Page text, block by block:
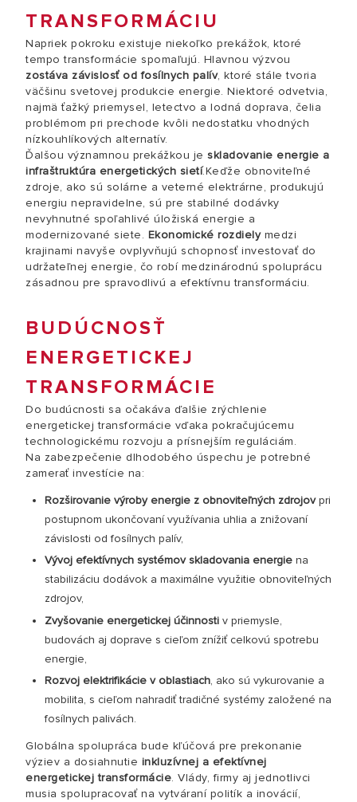
TRANSFORMÁCIU
Napriek pokroku existuje niekoľko prekážok, ktoré
tempo transformácie spomaľujú. Hlavnou výzvou
zostáva závislosť od fosílnych palív, ktoré stále tvoria
väčšinu svetovej produkcie energie. Niektoré odvetvia,
najmä ťažký priemysel, letectvo a lodná doprava, čelia
problémom pri prechode kvôli nedostatku vhodných
nízkouhlíkových alternatív.
Ďalšou významnou prekážkou je skladovanie energie a
infraštruktúra energetických sietí.Keďže obnoviteľné
zdroje, ako sú solárne a veterné elektrárne, produkujú
energiu nepravidelne, sú pre stabilné dodávky
nevyhnutné spoľahlivé úložiská energie a
modernizované siete. Ekonomické rozdielymedzi
krajinami navyše ovplyvňujú schopnosť investovať do
udržateľnej energie, čo robí medzinárodnú spoluprácu
zásadnou pre spravodlivú a efektívnu transformáciu.
BUDÚCNOSŤ
ENERGETICKEJ
TRANSFORMÁCIE
Do budúcnosti sa očakáva ďalšie zrýchlenie
energetickej transformácie vďaka pokračujúcemu
technologickému rozvoju a prísnejším reguláciám.
Na zabezpečenie dlhodobého úspechu je potrebné
zamerať investície na:
Rozširovanie výroby energie z obnoviteľných zdrojovpri
postupnom ukončovaní využívania uhlia a znižovaní
závislosti od fosílnych palív,
Vývoj efektívnych systémov skladovania energie na
stabilizáciu dodávok a maximálne využitie obnoviteľných
zdrojov,
Zvyšovanie energetickej účinnosti v priemysle,
budovách aj doprave s cieľom znížiť celkovú spotrebu
energie,
Rozvoj elektrifikácie v oblastiach, ako sú vykurovanie a
mobilita, s cieľom nahradiť tradičné systémy založené na
fosílnych palivách.
Globálna spolupráca bude kľúčová pre prekonanie
výziev a dosiahnutie inkluzívnej a efektívnej
energetickej transformácie. Vlády, firmy aj jednotlivci
musia spolupracovať na vytváraní politík a inovácií,